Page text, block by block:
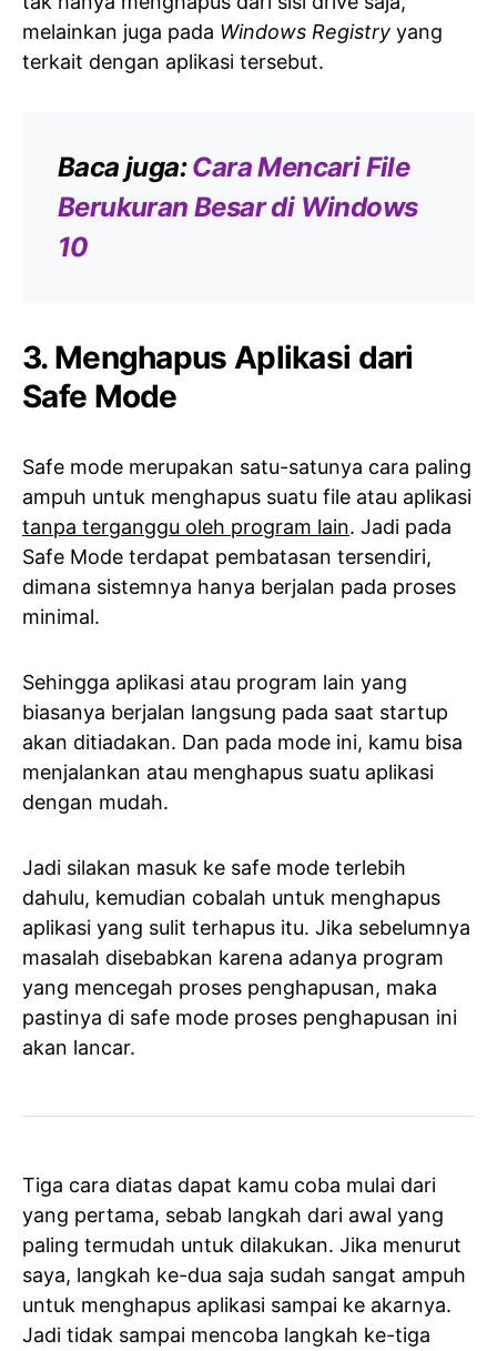
melainkan juga pada Windows Registry yang
terkait dengan aplikasi tersebut.
Baca juga:Cara Mencari File
Berukuran Besar di Windows
10
3. Menghapus Aplikasi dari
Safe Mode
Safe mode merupakan satu-satunya cara paling
ampuh untuk menghapus suatu file atau aplikasi
tanpa terganggu oleh program lain. Jadi pada
Safe Mode terdapat pembatasan tersendiri,
dimana sistemnya hanya berjalan pada proses
minimal.
Sehingga aplikasi atau program lain yang
biasanya berjalan langsung pada saat startup
akan ditiadakan. Dan pada mode ini, kamu bisa
menjalankan atau menghapus suatu aplikasi
dengan mudah.
Jadi silakan masuk ke safe mode terlebih
dahulu, kemudian cobalah untuk menghapus
aplikasi yang sulit terhapus itu. Jika sebelumnya
masalah disebabkan karena adanya program
yang mencegah proses penghapusan, maka
pastinya di safe mode proses penghapusan ini
akan lancar.
Tiga cara diatas dapat kamu coba mulai dari
yang pertama, sebab langkah dari awal yang
paling termudah untuk dilakukan. Jika menurut
saya, langkah ke-dua saja sudah sangat ampuh
untuk menghapus aplikasi sampai ke akarnya.
Jadi tidak sampai mencoba langkah ke-tiga